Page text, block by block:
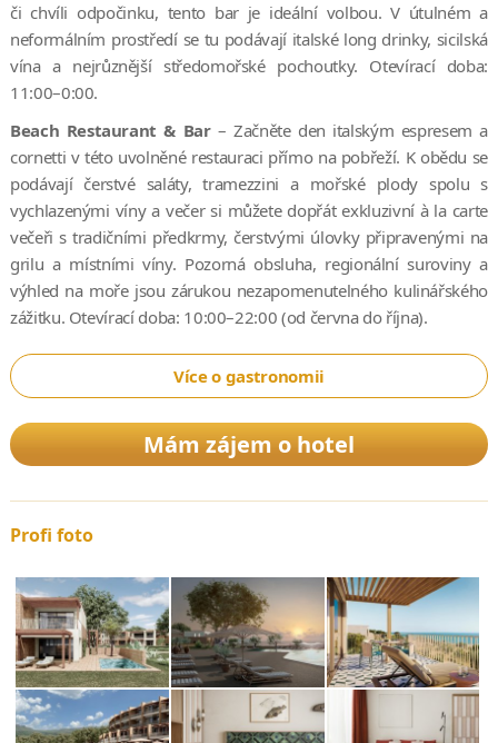
či chvíli odpočinku, tento bar je ideální volbou. V útulném a
neformálním prostředí se tu podávají italské long drinky, sicilská
vína a nejrůznější středomořské pochoutky. Otevírací doba:
11:00–0:00.
Beach Restaurant & Bar – Začněte den italským espresem a
cornetti v této uvolněné restauraci přímo na pobřeží. K obědu se
podávají čerstvé saláty, tramezzini a mořské plody spolu s
vychlazenými víny a večer si můžete dopřát exkluzivní à la carte
večeři s tradičními předkrmy, čerstvými úlovky připravenými na
grilu a místními víny. Pozorná obsluha, regionální suroviny a
výhled na moře jsou zárukou nezapomenutelného kulinářského
zážitku. Otevírací doba: 10:00–22:00 (od června do října).
Více o gastronomii
Mám zájem o hotel
Profi foto